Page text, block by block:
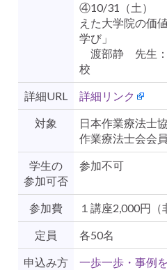
④10/31（土）
えた大学院の価
学び」
渡部静 先生：
校
詳細URL 詳細リンク
対象
日本作業療法士
作業療法士会会員
学生の
参加可否
参加不可
参加費 １講座2,000円（
定員 各50名
申込み方
一歩一歩・事例